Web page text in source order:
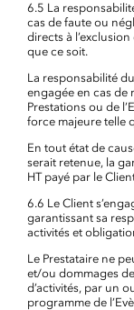
6.5 La
cas de faute ou
directs à
que ce soit.
La responsabilité
engagée en cas de
Prestations ou de
force majeure telle
En tout état de
serait retenue, la
HT payé par le
6.6 Le Client
garantissant sa
activités et
Le Prestataire ne
et/ou dommages
d’activités, par un
programme de